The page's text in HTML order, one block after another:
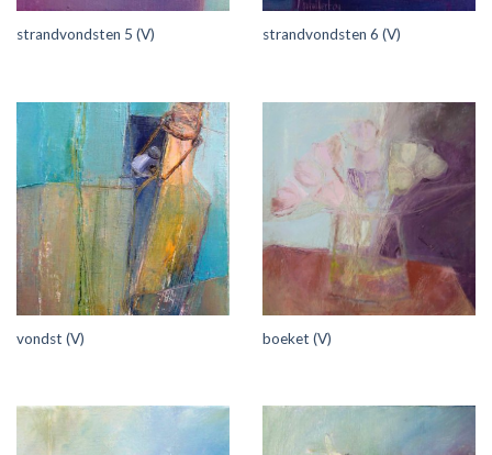
strandvondsten 5 (V) strandvondsten 6 (V)
vondst (V) boeket (V)